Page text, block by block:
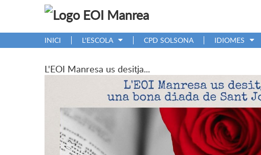
INICI L'ESCOLA CPD SOLSONA IDIOMES
L'EOI Manresa us desitja...